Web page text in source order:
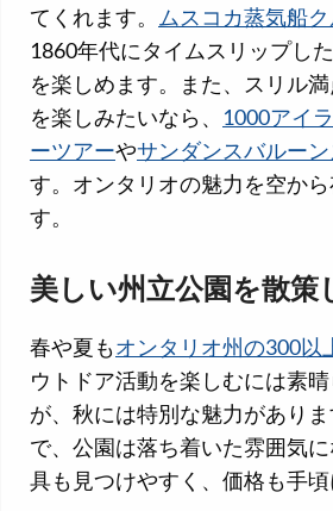
てくれます。 ムスコカ蒸気船
1860年代にタイムスリップし
を楽しめます。また、スリル
を楽しみたいなら、 1000アイ
ーツアーやサンダンスバルー
す。オンタリオの魅力を空か
す。
美しい州立公園を散策
春や夏もオンタリオ州の300以
ウトドア活動を楽しむには素
が、秋には特別な魅力があり
で、公園は落ち着いた雰囲気
具も見つけやすく、価格も手頃